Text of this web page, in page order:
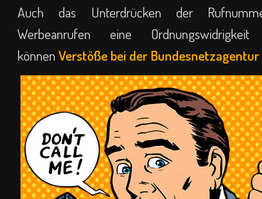
Auch das Unterdrücken der
Werbeanrufen eine
können Verstöße bei der